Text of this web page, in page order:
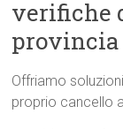
verifiche
provincia
Offriamo
proprio cancello